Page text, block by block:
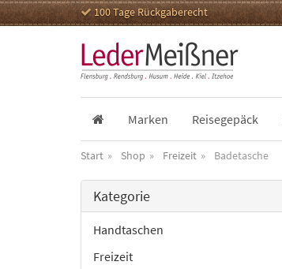
100 Tage Rückgaberecht
Marken Reisegepäck
Start Shop Freizeit Badetasche
Kategorie
Handtaschen
Freizeit